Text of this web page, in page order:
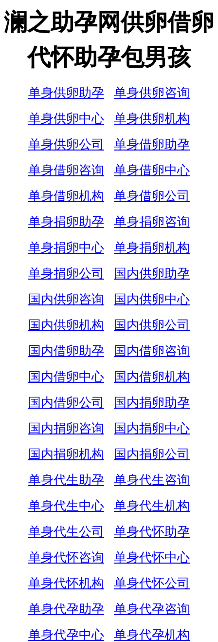
澜之助孕网供卵借卵
代怀助孕包男孩
单身供卵助孕
单身供卵咨询
单身供卵中心
单身供卵机构
单身供卵公司
单身借卵助孕
单身借卵咨询
单身借卵中心
单身借卵机构
单身借卵公司
单身捐卵助孕
单身捐卵咨询
单身捐卵中心
单身捐卵机构
单身捐卵公司
国内供卵助孕
国内供卵咨询
国内供卵中心
国内供卵机构
国内供卵公司
国内借卵助孕
国内借卵咨询
国内借卵中心
国内借卵机构
国内借卵公司
国内捐卵助孕
国内捐卵咨询
国内捐卵中心
国内捐卵机构
国内捐卵公司
单身代生助孕
单身代生咨询
单身代生中心
单身代生机构
单身代生公司
单身代怀助孕
单身代怀咨询
单身代怀中心
单身代怀机构
单身代怀公司
单身代孕助孕
单身代孕咨询
单身代孕中心
单身代孕机构